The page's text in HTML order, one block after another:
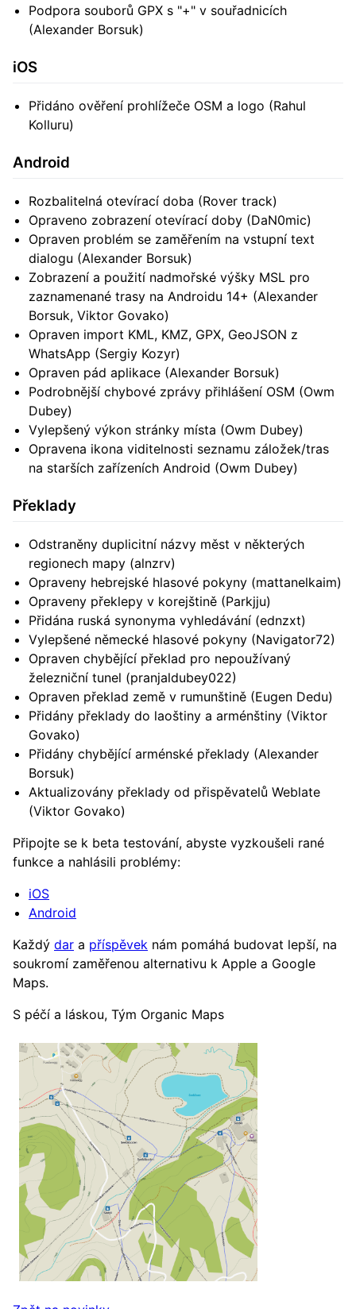
Podpora souborů GPX s "+" v souřadnicích
(Alexander Borsuk)
iOS
Přidáno ověření prohlížeče OSM a logo (Rahul
Kolluru)
Android
Rozbalitelná otevírací doba (Rover track)
Opraveno zobrazení otevírací doby (DaN0mic)
Opraven problém se zaměřením na vstupní text
dialogu (Alexander Borsuk)
Zobrazení a použití nadmořské výšky MSL pro
zaznamenané trasy na Androidu 14+ (Alexander
Borsuk, Viktor Govako)
Opraven import KML, KMZ, GPX, GeoJSON z
WhatsApp (Sergiy Kozyr)
Opraven pád aplikace (Alexander Borsuk)
Podrobnější chybové zprávy přihlášení OSM (Owm
Dubey)
Vylepšený výkon stránky místa (Owm Dubey)
Opravena ikona viditelnosti seznamu záložek/tras
na starších zařízeních Android (Owm Dubey)
Překlady
Odstraněny duplicitní názvy měst v některých
regionech mapy (alnzrv)
Opraveny hebrejské hlasové pokyny (mattanelkaim)
Opraveny překlepy v korejštině (Parkjju)
Přidána ruská synonyma vyhledávání (ednzxt)
Vylepšené německé hlasové pokyny (Navigator72)
Opraven chybějící překlad pro nepoužívaný
železniční tunel (pranjaldubey022)
Opraven překlad země v rumunštině (Eugen Dedu)
Přidány překlady do laoštiny a arménštiny (Viktor
Govako)
Přidány chybějící arménské překlady (Alexander
Borsuk)
Aktualizovány překlady od přispěvatelů Weblate
(Viktor Govako)
Připojte se k beta testování, abyste vyzkoušeli rané
funkce a nahlásili problémy:
iOS
Android
Každý dar a příspěvek nám pomáhá budovat lepší, na
soukromí zaměřenou alternativu k Apple a Google
Maps.
S péčí a láskou, Tým Organic Maps